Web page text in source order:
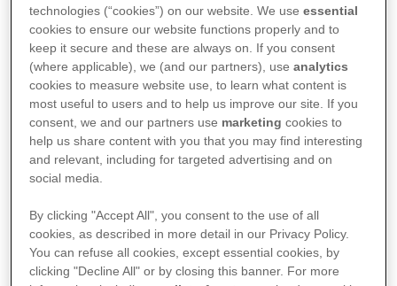
O AVC acontece quando o suprimento de sangue
que vai para o cérebro é interrompido ou
drasticamente reduzido, privando as cédulas de
oxigênio e de nutrientes. Ou, então, quando um
vaso sanguíneo se rompe, causando uma
hemorragia cerebral. Entre as causas dessas
(aneurisma), hipertensão arterial, cardiopatia,
tromboembolia (bloqueio da artéria pulmonar).
technologies (“cookies”) on our website. We useessential
cookies to ensure our website functions properly and to
keep it secure and these are always on. If you consent
(where applicable), we (and our partners), useanalytics
cookies to measure website use, to learn what content is
most useful to users and to help us improve our site. If you
consent, we and our partners use marketing cookies to
help us share content with you that you may find interesting
and relevant, including for targeted advertising and on
social media.
By clicking "Accept All", you consent to the use of all
cookies, as described in more detail in our Privacy Policy.
You can refuse all cookies, except essential cookies, by
clicking "Decline All" or by closing this banner. For more